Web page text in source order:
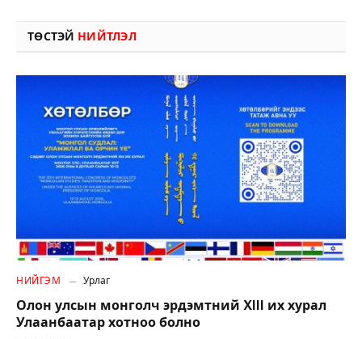
ТӨСТЭЙ НИЙТЛЭЛ
НИЙГЭМ Урлаг
Олон улсын монголч эрдэмтний XIII их хурал
Улаанбаатар хотноо болно